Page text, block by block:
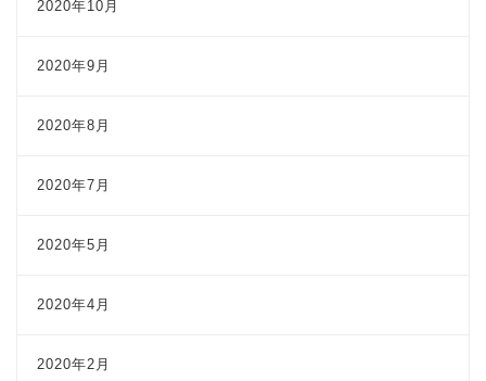
2020年10月
2020年9月
2020年8月
2020年7月
2020年5月
2020年4月
2020年2月